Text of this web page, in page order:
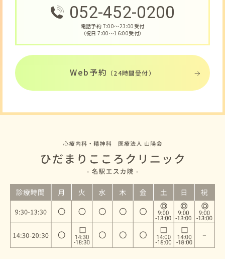
052-452-0200
電話予約 7:00〜23:00受付
（祝日 7:00〜16:00受付）
Web予約 （24時間受付）